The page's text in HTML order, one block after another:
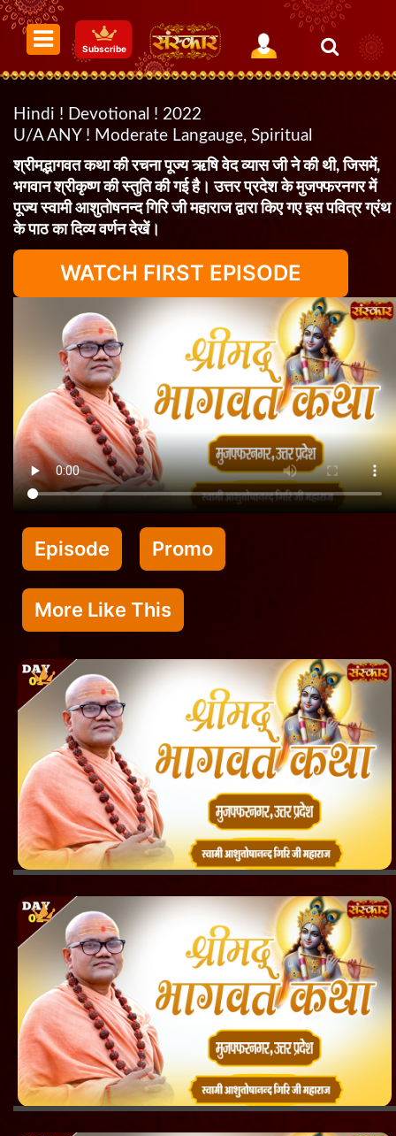
Subscribe
Hindi ! Devotional ! 2022
U/A ANY ! Moderate Langauge, Spiritual
श्रीमद्भागवत कथा की रचना पूज्य ऋषि वेद व्यास जी ने की थी, जिसमें,
भगवान श्रीकृष्ण की स्तुति की गई है। उत्तर प्रदेश के मुजफ्फरनगर में
पूज्य स्वामी आशुतोषनन्द गिरि जी महाराज द्वारा किए गए इस पवित्र ग्रंथ
के पाठ का दिव्य वर्णन देखें।
WATCH FIRST EPISODE
Episode Promo
More Like This